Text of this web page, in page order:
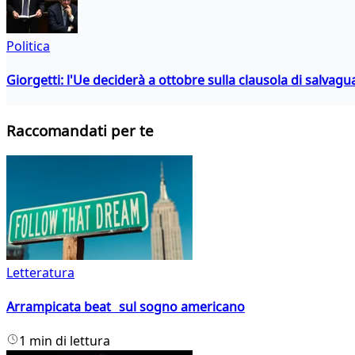
Politica
Giorgetti: l'Ue deciderà a ottobre sulla clausola di
Raccomandati per te
Letteratura
Arrampicata beat sul sogno americano
1 min di lettura